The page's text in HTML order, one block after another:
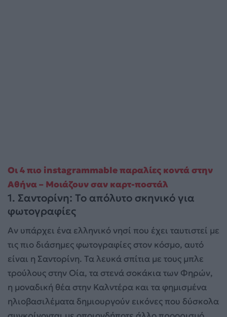
Οι 4 πιο instagrammable παραλίες κοντά στην
Αθήνα – Μοιάζουν σαν καρτ-ποστάλ
1. Σαντορίνη: Το απόλυτο σκηνικό για
φωτογραφίες
Αν υπάρχει ένα ελληνικό νησί που έχει ταυτιστεί με
τις πιο διάσημες φωτογραφίες στον κόσμο, αυτό
είναι η Σαντορίνη. Τα λευκά σπίτια με τους μπλε
τρούλους στην Οία, τα στενά σοκάκια των Φηρών,
η μοναδική θέα στην Καλντέρα και τα φημισμένα
ηλιοβασιλέματα δημιουργούν εικόνες που δύσκολα